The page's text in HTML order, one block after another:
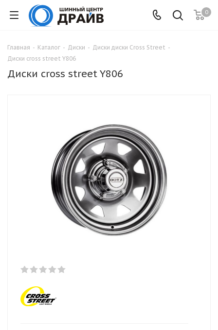
0
Главная - Каталог - Диски - Диски диски Cross Street -
Диски cross street Y806
Диски cross street Y806